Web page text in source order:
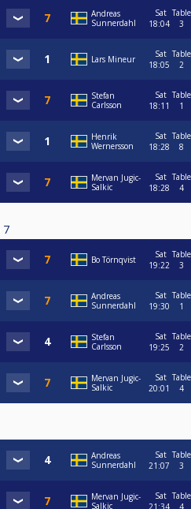
Andreas
Sunnerdahl
Sat
18:04
Table
3
Lars Mineur
Sat
18:05
Table
2
Stefan
Carlsson
Sat
18:11
Table
1
Henrik
Wernersson
Sat
18:28
Table
8
Mervan Jugic-
Salkic
Sat
18:28
Table
4
7
Bo Törnqvist
Sat
19:22
Table
3
Andreas
Sunnerdahl
Sat
19:30
Table
1
Stefan
Carlsson
Sat
19:25
Table
2
Mervan Jugic-
Salkic
Sat
20:01
Table
4
Andreas
Sunnerdahl
Sat
21:07
Table
3
Mervan Jugic-
Salkic
Sat Table